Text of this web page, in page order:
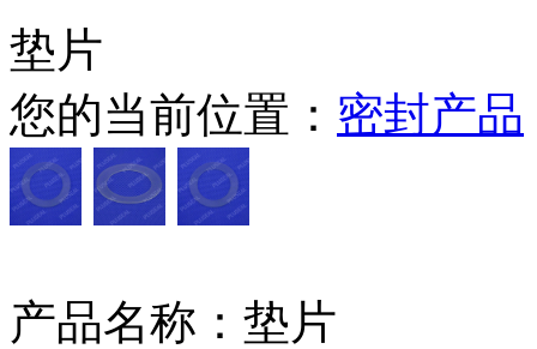
垫片
您的当前位置： 密封产品
产品名称：垫片